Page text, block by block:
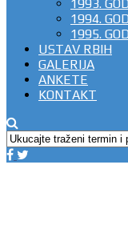
1993.
1994.
1995.
USTAV RBIH
GALERIJA
ANKETE
KONTAKT